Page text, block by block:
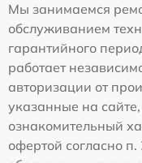
Мы занимаемся
обслуживанием
гарантийного
работает
авторизации от
указанные на
ознакомительный
офертой согласно